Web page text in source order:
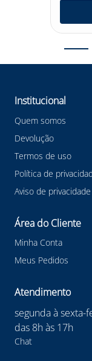
Institucional
Quem somos
Devolução
Termos de uso
Política de
Aviso de privacidade
Área do Cliente
Minha Conta
Meus Pedidos
Atendimento
segunda à sexta-
das 8h às 17h
Chat